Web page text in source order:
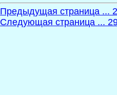
Предыдущая страница ...
Следующая страница ...